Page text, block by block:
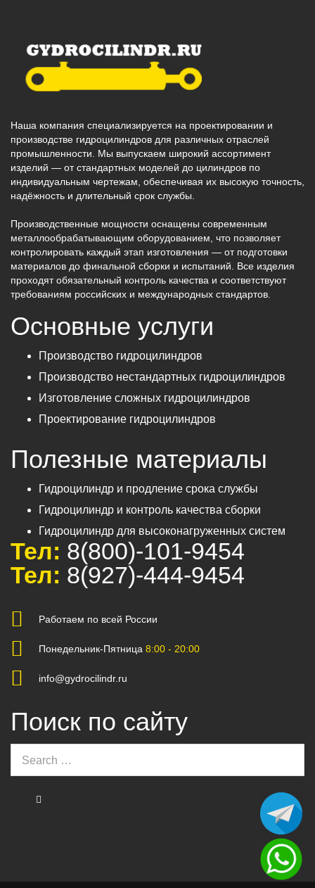
Наша компания специализируется на проектировании и
производстве гидроцилиндров для различных отраслей
промышленности. Мы выпускаем широкий ассортимент
изделий — от стандартных моделей до цилиндров по
индивидуальным чертежам, обеспечивая их высокую точность,
надёжность и длительный срок службы.
Производственные мощности оснащены современным
металлообрабатывающим оборудованием, что позволяет
контролировать каждый этап изготовления — от подготовки
материалов до финальной сборки и испытаний. Все изделия
проходят обязательный контроль качества и соответствуют
требованиям российских и международных стандартов.
Основные услуги
Производство гидроцилиндров
Производство нестандартных гидроцилиндров
Изготовление сложных гидроцилиндров
Проектирование гидроцилиндров
Полезные материалы
Гидроцилиндр и продление срока службы
Гидроцилиндр и контроль качества сборки
Гидроцилиндр для высоконагруженных систем
Тел: 8(800)-101-9454
Тел: 8(927)-444-9454
Работаем по всей России
Понедельник-Пятница 8:00 - 20:00
info@gydrocilindr.ru
Поиск по сайту